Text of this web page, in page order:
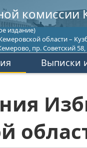
комиссии
издание)
области –
пр. Советский 58,
Выписки